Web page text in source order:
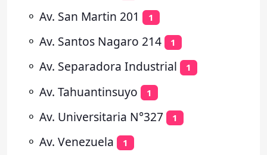
⚬ Av. San Martin 201 1
⚬ Av. Santos Nagaro 214 1
⚬ Av. Separadora Industrial 1
⚬ Av. Tahuantinsuyo 1
⚬ Av. Universitaria N°327 1
⚬ Av. Venezuela 1